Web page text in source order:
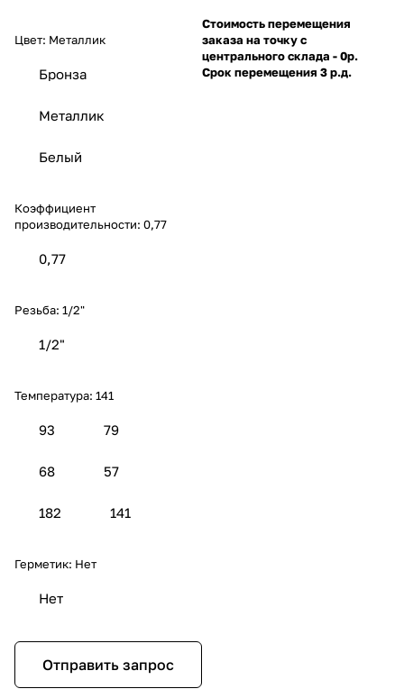
Цвет: Металлик
Бронза
Металлик
Белый
Коэффициент
производительности: 0,77
0,77
Резьба: 1/2"
1/2"
Температура: 141
93 79
68 57
182 141
Герметик: Нет
Нет
Отправить запрос
Стоимость перемещения
заказа на точку с
центрального склада - 0р.
Срок перемещения 3 р.д.